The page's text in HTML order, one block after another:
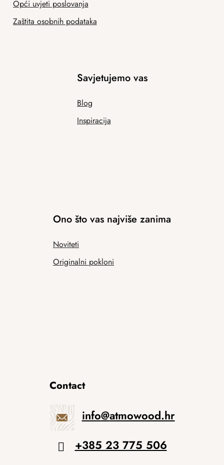
Opći uvjeti poslovanja
Zaštita osobnih podataka
Savjetujemo vas
Blog
Inspiracija
Ono što vas najviše zanima
Noviteti
Originalni pokloni
Contact
info@atmowood.hr
+385 23 775 506